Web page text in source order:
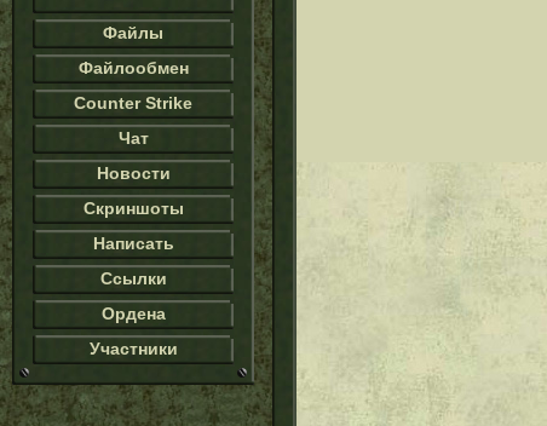
Файлы
Файлообмен
Counter Strike
Чат
Новости
Скриншоты
Написать
Ссылки
Ордена
Участники